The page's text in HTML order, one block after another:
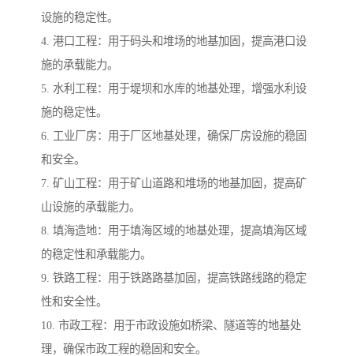
设施的稳定性。
4. 港口工程：用于码头和堆场的地基加固，提高港口设
施的承载能力。
5. 水利工程：用于堤坝和水库的地基处理，增强水利设
施的稳定性。
6. 工业厂房：用于厂区地基处理，确保厂房设施的稳固
和安全。
7. 矿山工程：用于矿山道路和堆场的地基加固，提高矿
山设施的承载能力。
8. 填海造地：用于填海区域的地基处理，提高填海区域
的稳定性和承载能力。
9. 铁路工程：用于铁路路基加固，提高铁路线路的稳定
性和安全性。
10. 市政工程：用于市政设施如桥梁、隧道等的地基处
理，确保市政工程的稳固和安全。